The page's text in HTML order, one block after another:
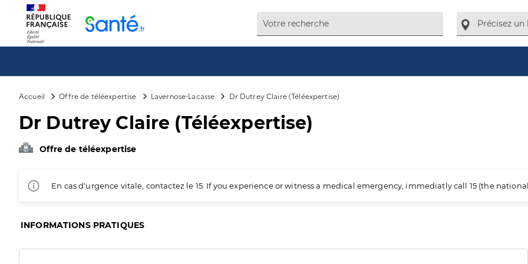
Accueil Offre de téléexpertise Lavernose-Lacasse Dr Dutrey Claire (Téléexpertise)
Dr Dutrey Claire (Téléexpertise)
Offre de téléexpertise
En cas d'urgence vitale, contactez le 15. If you experience or witness a medical emergency, immediatly call 15 (the
INFORMATIONS PRATIQUES
Panneau de gestion des cookies